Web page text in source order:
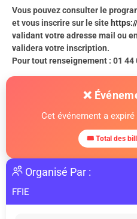
Vous pouvez consulter le
et vous inscrire sur le site
validant votre adresse mail ou
validera votre inscription.
Pour tout renseignement : 01 44
❌
Cet événement a expiré
🎟 Total des
Organisé Par :
FFIE